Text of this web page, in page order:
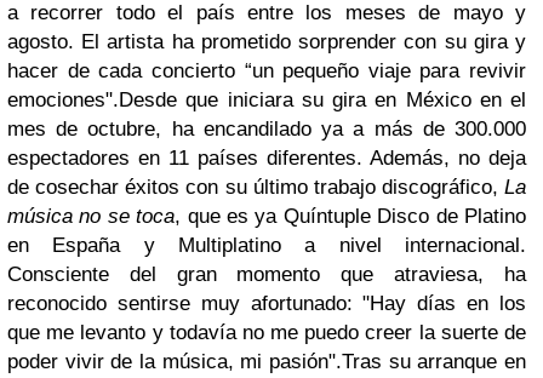
a recorrer todo el país entre los meses de mayo y
agosto. El artista ha prometido sorprender con su gira y
hacer de cada concierto “un pequeño viaje para revivir
emociones".Desde que iniciara su gira en México en el
mes de octubre, ha encandilado ya a más de 300.000
espectadores en 11 países diferentes. Además, no deja
de cosechar éxitos con su último trabajo discográfico, La
música no se toca, que es ya Quíntuple Disco de Platino
en España y Multiplatino a nivel internacional.
Consciente del gran momento que atraviesa, ha
reconocido sentirse muy afortunado: "Hay días en los
que me levanto y todavía no me puedo creer la suerte de
poder vivir de la música, mi pasión".Tras su arranque en